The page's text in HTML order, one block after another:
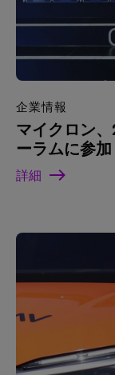
企業情報
マイクロン
ーラムに参加
詳細